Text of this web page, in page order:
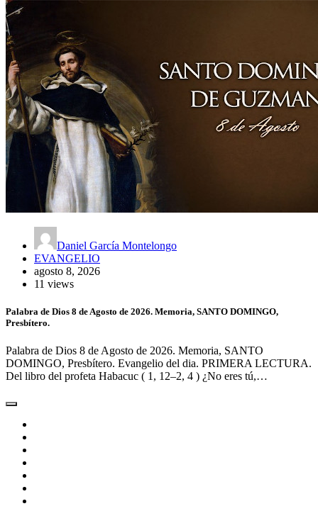
Daniel García Montelongo
EVANGELIO
agosto 8, 2026
11 views
Palabra de Dios 8 de Agosto de 2026. Memoria, SANTO DOMINGO,
Presbítero.
Palabra de Dios 8 de Agosto de 2026. Memoria, SANTO
DOMINGO, Presbítero. Evangelio del dia. PRIMERA LECTURA.
Del libro del profeta Habacuc ( 1, 12–2, 4 ) ¿No eres tú,…